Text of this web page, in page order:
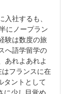
入社するも、
にノープラン
験は数度の旅
へ語学留学の
あれよあれよ
フランスに在
タントとして
に少し目覚め